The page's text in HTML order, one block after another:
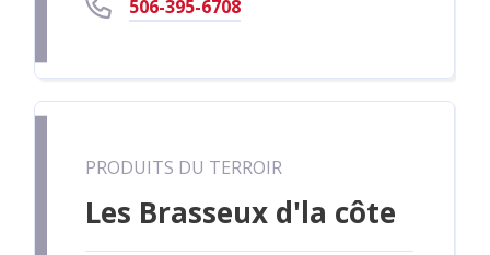
506-395-6708
PRODUITS DU TERROIR
Les Brasseux d'la côte